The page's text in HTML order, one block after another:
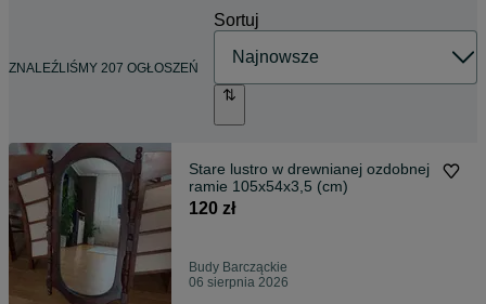
ZNALEŹLIŚMY 207 OGŁOSZEŃ
Sortuj
Stare lustro w drewnianej ozdobnej
ramie 105x54x3,5 (cm)
120 zł
Budy Barcząckie
06 sierpnia 2026